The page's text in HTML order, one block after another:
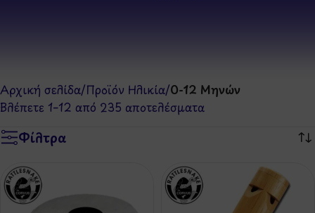
Αρχική σελίδα/Προϊόν Ηλικία/0-12 Μηνών
Βλέπετε 1–12 από 235 αποτελέσματα
Φίλτρα